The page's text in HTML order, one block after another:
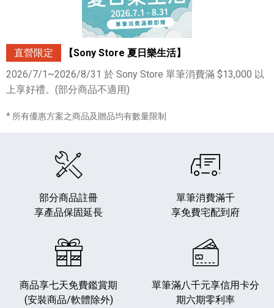
直營限定
【Sony Store 夏日樂生活】
2026/7/1~2026/8/31 於 Sony Store 單筆消費滿 $13,000 以
上享好禮。(部分商品不適用)
* 所有優惠方案之商品及贈品均有數量限制
部分商品註冊
享產品保固延長
單筆消費滿千
享免費宅配到府
商品享七天免費鑑賞期
(安裝商品/軟體除外)
單筆滿八千元享信用卡分
期六期零利率